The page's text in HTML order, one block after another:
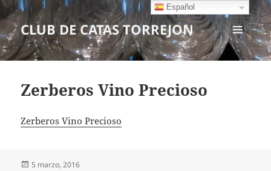
CLUB DE CATAS TORREJON
MENÚ
Y
Zerberos Vino Precioso
Zerberos Vino Precioso
Publicado
5 marzo, 2016
Español